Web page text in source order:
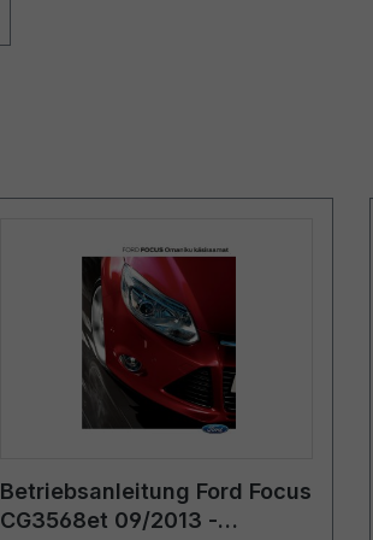
Betriebsanleitung Ford Focus
CG3568et 09/2013 -